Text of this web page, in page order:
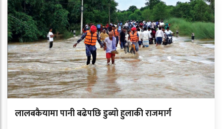
लालबकैयामा पानी बढेपछि डुब्यो हुलाकी राजमार्ग